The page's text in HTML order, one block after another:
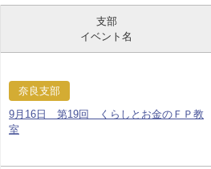
支部
イベント名
奈良支部
9月16日 第19回 くらしとお金のＦＰ教
室